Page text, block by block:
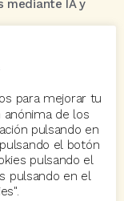
mediante IA y
autos
Bcover
Academy
para mejorar tu
anónima de los
pulsando en
el botón
pulsando el
pulsando en el